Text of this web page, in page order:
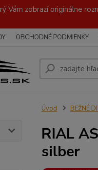
Vám zobrazí originálne
OBCHODNÉ PODMIENKY
Úvod BEŽNÉ
RIAL
silber